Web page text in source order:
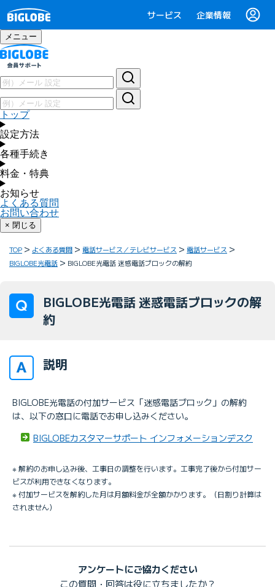
サービス 企業情報
メニュー
トップ
設定方法
各種手続き
料金・特典
お知らせ
よくある質問
お問い合わせ
× 閉じる
TOP よくある質問 電話サービス／テレビサービス
電話サービス
BIGLOBE光電話
BIGLOBE光電話 迷惑電話ブロックの解約
BIGLOBE光電話 迷惑電話ブロックの解
約
説明
BIGLOBE光電話の付加サービス「迷惑電話ブロック」の解約
は、以下の窓口に電話でお申し込みください。
BIGLOBEカスタマーサポート インフォメーションデスク
※ 解約のお申し込み後、工事日の調整を行います。工事完了後から付加サー
ビスが利用できなくなります。
※ 付加サービスを解約した月は月額料金が全額かかります。（日割り計算は
されません）
アンケートにご協力ください
この質問・回答は役に立ちましたか？